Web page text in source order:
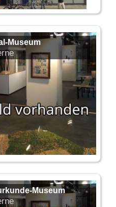
Museum
Museum